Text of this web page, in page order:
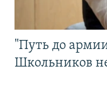
"Путь до
Школьников